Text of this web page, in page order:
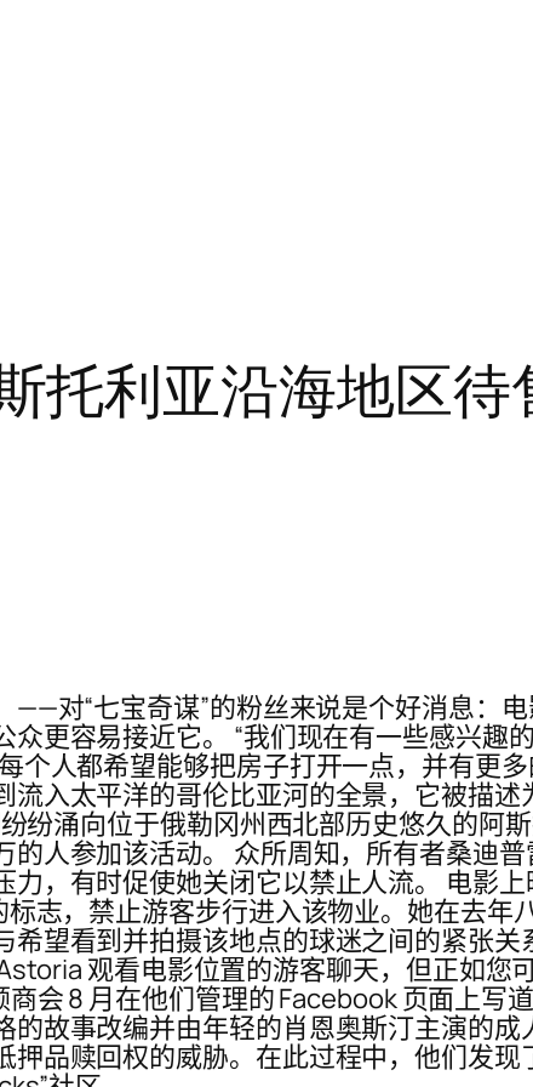
托利亚沿海地区待
——对“七宝奇谋”的粉丝来说是个好消息：
更容易接近它。 “我们现在有一些感兴趣
个人都希望能够把房子打开一点，并有更
流入太平洋的哥伦比亚河的全景，它被描
纷涌向位于俄勒冈州西北部历史悠久的阿
的人参加该活动。 众所周知，所有者桑迪
，有时促使她关闭它以禁止人流。 电影
标志，禁止游客步行进入该物业。她在去
希望看到并拍摄该地点的球迷之间的紧张
观看电影位置的游客聊天，但正如
会 8 月在他们管理的 Facebook 页面上写
的故事改编并由年轻的肖恩奥斯汀主演的
押品赎回权的威胁。在此过程中，他们发